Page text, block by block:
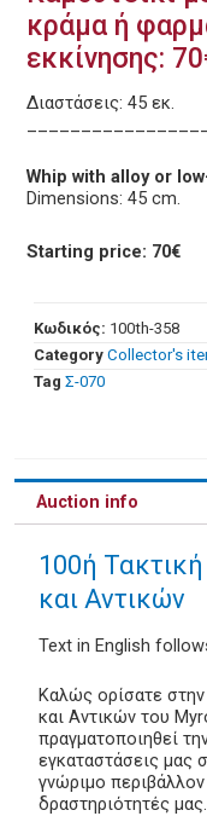
κράμα ή
εκκίνησης:
Διαστάσεις: 45 εκ.
Whip with alloy or
Dimensions: 45 cm.
Starting price: 70€
Κωδικός: 100th-358
Category Collector's
Tag Σ-070
Auction info
100ή
και Αντικών
Text in English
Καλώς ορίσατε
και Αντικών του
πραγματοποιηθεί
εγκαταστάσεις μας
γνώριμο
δραστηριότητές μας.